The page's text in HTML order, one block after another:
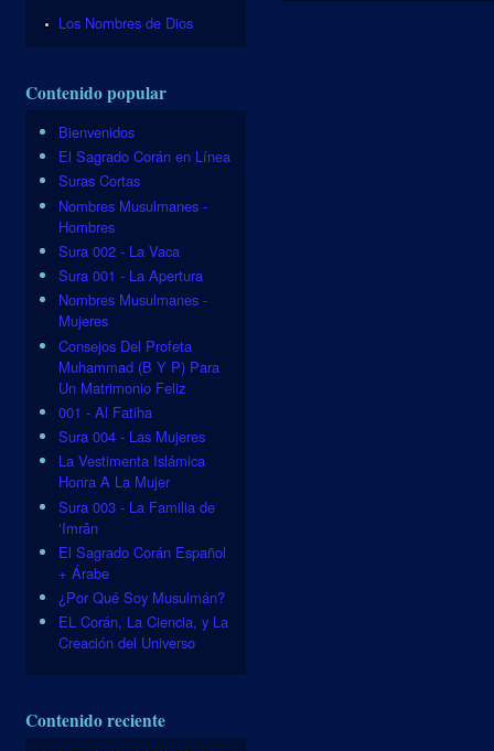
Los Nombres de Dios
Contenido popular
Bienvenidos
El Sagrado Corán en Línea
Suras Cortas
Nombres Musulmanes -
Hombres
Sura 002 - La Vaca
Sura 001 - La Apertura
Nombres Musulmanes -
Mujeres
Consejos Del Profeta
Muhammad (B Y P) Para
Un Matrimonio Feliz
001 - Al Fatiha
Sura 004 - Las Mujeres
La Vestimenta Islámica
Honra A La Mujer
Sura 003 - La Familia de
‘Imrân
El Sagrado Corán Español
+ Árabe
¿Por Qué Soy Musulmán?
EL Corán, La Ciencia, y La
Creación del Universo
Contenido reciente